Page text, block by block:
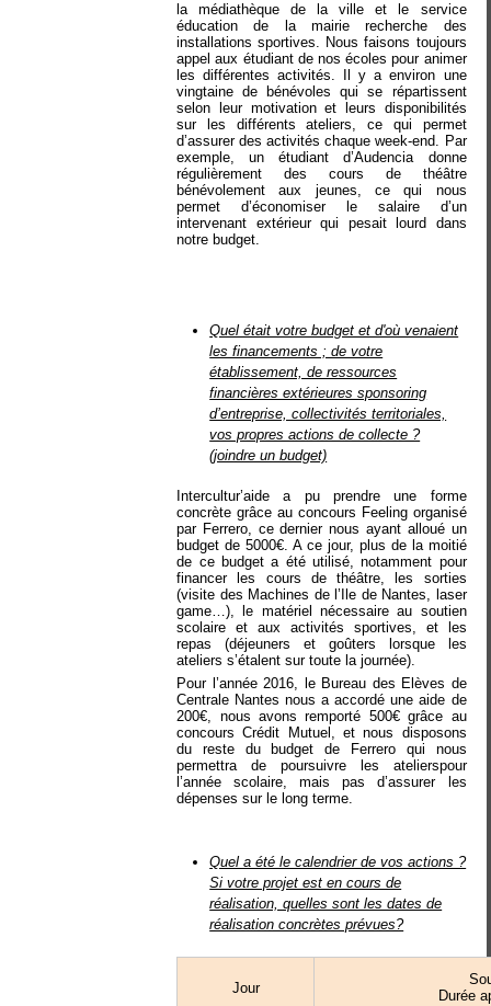
la médiathèque de la ville et le service
éducation de la mairie recherche des
installations sportives. Nous faisons toujours
appel aux étudiant de nos écoles pour animer
les différentes activités. Il y a environ une
vingtaine de bénévoles qui se répartissent
selon leur motivation et leurs disponibilités
sur les différents ateliers, ce qui permet
d’assurer des activités chaque week-end. Par
exemple, un étudiant d’Audencia donne
régulièrement des cours de théâtre
bénévolement aux jeunes, ce qui nous
permet d’économiser le salaire d’un
intervenant extérieur qui pesait lourd dans
notre budget.
Quel était votre budget et d'où venaient
les financements ; de votre
établissement, de ressources
financières extérieures sponsoring
d’entreprise, collectivités territoriales,
vos propres actions de collecte ?
(joindre un budget)
Intercultur’aide a pu prendre une forme
concrète grâce au concours Feeling organisé
par Ferrero, ce dernier nous ayant alloué un
budget de 5000€. A ce jour, plus de la moitié
de ce budget a été utilisé, notamment pour
financer les cours de théâtre, les sorties
(visite des Machines de l’Ile de Nantes, laser
game…), le matériel nécessaire au soutien
scolaire et aux activités sportives, et les
repas (déjeuners et goûters lorsque les
ateliers s’étalent sur toute la journée).
Pour l’année 2016, le Bureau des Elèves de
Centrale Nantes nous a accordé une aide de
200€, nous avons remporté 500€ grâce au
concours Crédit Mutuel, et nous disposons
du reste du budget de Ferrero qui nous
permettra de poursuivre les atelierspour
l’année scolaire, mais pas d’assurer les
dépenses sur le long terme.
Quel a été le calendrier de vos actions ?
Si votre projet est en cours de
réalisation, quelles sont les dates de
réalisation concrètes prévues?
Jour
Durée